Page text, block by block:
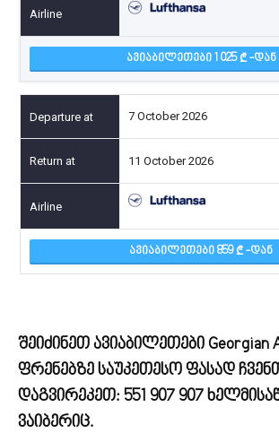
ᲐᲕᲘᲐᲑᲘᲚᲔᲗᲔᲑᲘ 1 025 -ᲓᲐᲜ
7 October 2026
11 October 2026
ᲐᲕᲘᲐᲑᲘᲚᲔᲗᲔᲑᲘ 859 -ᲓᲐᲜ
შეიძინეთ ავიაბილეთები Georgian
ფრენებზე საუკეთესო ფასად
დაგვირეკეთ: 551 907 907
ვაიბერიც.